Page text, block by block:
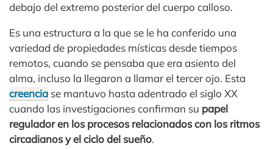
debajo del extremo posterior del cuerpo calloso.
Es una estructura a la que se le ha conferido una
variedad de propiedades místicas desde tiempos
remotos, cuando se pensaba que era asiento del
alma, incluso la llegaron a llamar el tercer ojo. Esta
creencia se mantuvo hasta adentrado el siglo XX
cuando las investigaciones confirman su papel
regulador en los procesos relacionados con los ritmos
circadianos y el ciclo del sueño.